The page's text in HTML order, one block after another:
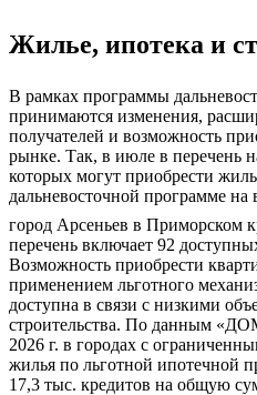
Жилье, ипотека и
В рамках программы
принимаются изменения,
получателей и возможность
рынке. Так, в июле в перечень
которых могут приобрести
дальневосточной программе
город Арсеньев в Приморском
перечень включает 92
Возможность приобрести
применением льготного
доступна в связи с низкими
строительства. По данным
2026 г. в городах с
жилья по льготной ипотечной
17,3 тыс. кредитов на общую